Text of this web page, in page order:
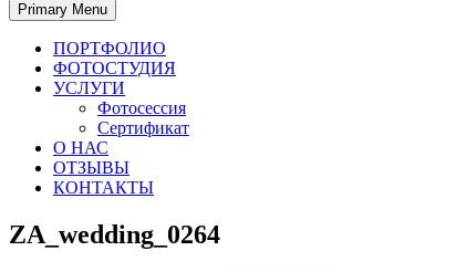
Место света. Свадебный фотограф в Орле Апальков
Свадебный фотограф в Орле
Primary Menu
ПОРТФОЛИО
ФОТОСТУДИЯ
УСЛУГИ
Фотосессия
Сертификат
О НАС
ОТЗЫВЫ
КОНТАКТЫ
ZA_wedding_0264